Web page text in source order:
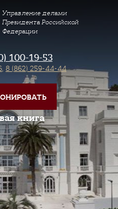
Управление делами
Президента Российской
Федерации
100-19-53
, 8 (862) 259-44-44
книга